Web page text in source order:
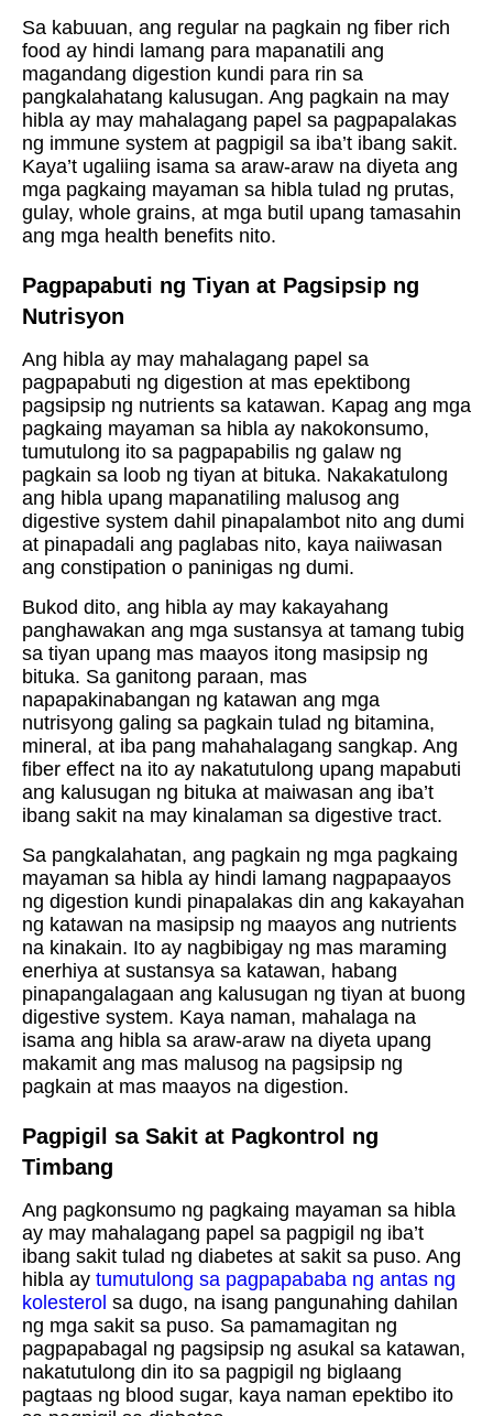
Sa kabuuan, ang regular na pagkain ng fiber rich
food ay hindi lamang para mapanatili ang
magandang digestion kundi para rin sa
pangkalahatang kalusugan. Ang pagkain na may
hibla ay may mahalagang papel sa pagpapalakas
ng immune system at pagpigil sa iba’t ibang sakit.
Kaya’t ugaliing isama sa araw-araw na diyeta ang
mga pagkaing mayaman sa hibla tulad ng prutas,
gulay, whole grains, at mga butil upang tamasahin
ang mga health benefits nito.
Pagpapabuti ng Tiyan at Pagsipsip ng
Nutrisyon
Ang hibla ay may mahalagang papel sa
pagpapabuti ng digestion at mas epektibong
pagsipsip ng nutrients sa katawan. Kapag ang mga
pagkaing mayaman sa hibla ay nakokonsumo,
tumutulong ito sa pagpapabilis ng galaw ng
pagkain sa loob ng tiyan at bituka. Nakakatulong
ang hibla upang mapanatiling malusog ang
digestive system dahil pinapalambot nito ang dumi
at pinapadali ang paglabas nito, kaya naiiwasan
ang constipation o paninigas ng dumi.
Bukod dito, ang hibla ay may kakayahang
panghawakan ang mga sustansya at tamang tubig
sa tiyan upang mas maayos itong masipsip ng
bituka. Sa ganitong paraan, mas
napapakinabangan ng katawan ang mga
nutrisyong galing sa pagkain tulad ng bitamina,
mineral, at iba pang mahahalagang sangkap. Ang
fiber effect na ito ay nakatutulong upang mapabuti
ang kalusugan ng bituka at maiwasan ang iba’t
ibang sakit na may kinalaman sa digestive tract.
Sa pangkalahatan, ang pagkain ng mga pagkaing
mayaman sa hibla ay hindi lamang nagpapaayos
ng digestion kundi pinapalakas din ang kakayahan
ng katawan na masipsip ng maayos ang nutrients
na kinakain. Ito ay nagbibigay ng mas maraming
enerhiya at sustansya sa katawan, habang
pinapangalagaan ang kalusugan ng tiyan at buong
digestive system. Kaya naman, mahalaga na
isama ang hibla sa araw-araw na diyeta upang
makamit ang mas malusog na pagsipsip ng
pagkain at mas maayos na digestion.
Pagpigil sa Sakit at Pagkontrol ng
Timbang
Ang pagkonsumo ng pagkaing mayaman sa hibla
ay may mahalagang papel sa pagpigil ng iba’t
ibang sakit tulad ng diabetes at sakit sa puso. Ang
hibla ay tumutulong sa pagpapababa ng antas ng
kolesterol sa dugo, na isang pangunahing dahilan
ng mga sakit sa puso. Sa pamamagitan ng
pagpapabagal ng pagsipsip ng asukal sa katawan,
nakatutulong din ito sa pagpigil ng biglaang
pagtaas ng blood sugar, kaya naman epektibo ito